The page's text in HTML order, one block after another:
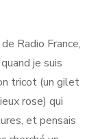
Radio France,
je suis
tricot (un gilet
rose) qui
et pensais